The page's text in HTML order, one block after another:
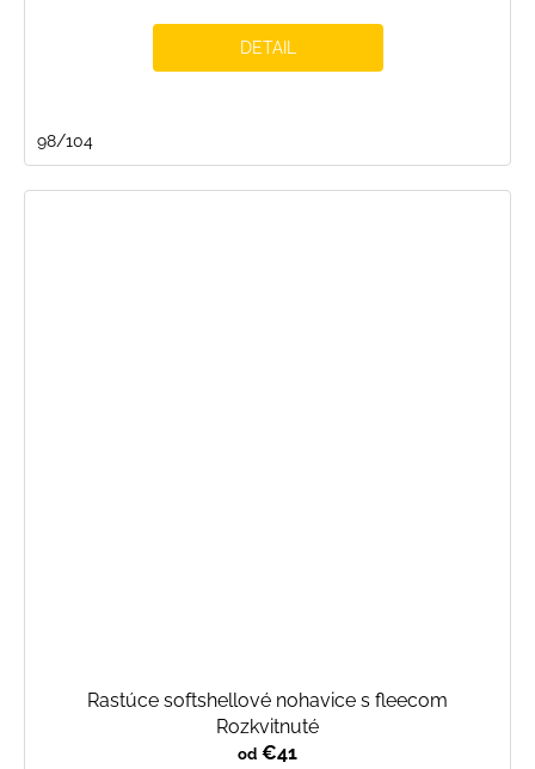
DETAIL
98/104
Rastúce softshellové nohavice s fleecom
Rozkvitnuté
od €41